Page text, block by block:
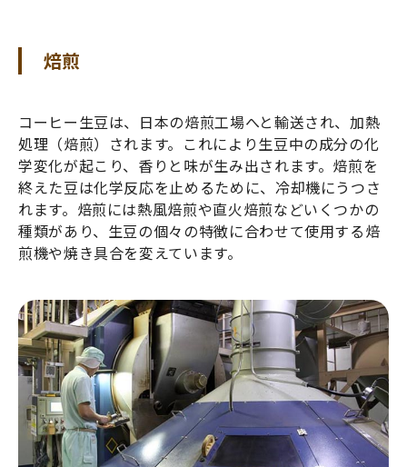
焙煎
コーヒー生豆は、日本の焙煎工場へと輸送され、加熱
処理（焙煎）されます。これにより生豆中の成分の化
学変化が起こり、香りと味が生み出されます。焙煎を
終えた豆は化学反応を止めるために、冷却機にうつさ
れます。焙煎には熱風焙煎や直火焙煎などいくつかの
種類があり、生豆の個々の特徴に合わせて使用する焙
煎機や焼き具合を変えています。